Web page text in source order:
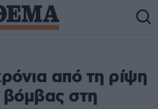
από τη ρίψη
βόμβας στη